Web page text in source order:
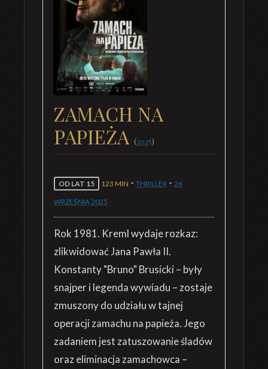
ZAMACH NA
PAPIEŻA (2025)
OD LAT 15 123 MIN - THRILLER - 26
WRZEŚNIA2025
Rok 1981. Kreml wydaje rozkaz:
zlikwidować Jana Pawła II.
Konstanty "Bruno" Brusicki – były
snajper i legenda wywiadu – zostaje
zmuszony do udziału w tajnej
operacji zamachu na papieża. Jego
zadaniem jest zatuszowanie śladów
oraz eliminacja zamachowca –